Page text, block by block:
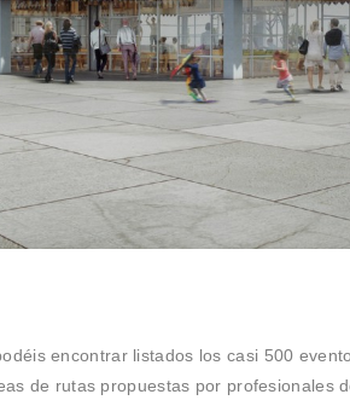
encontrar listados los casi 500
de rutas propuestas por profesionales